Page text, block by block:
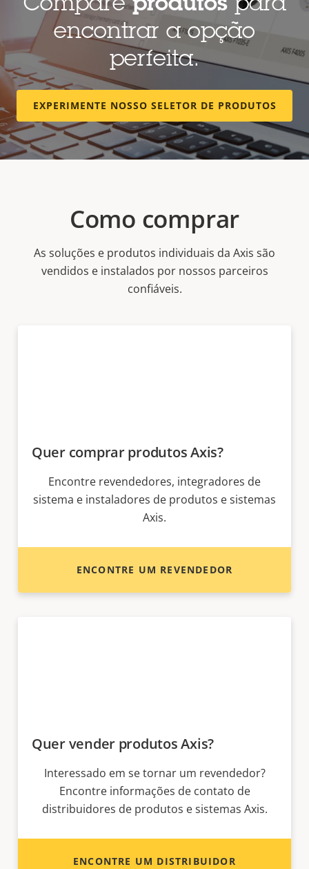
Compareprodutospara
encontrar a opção
perfeita.
EXPERIMENTE NOSSO SELETOR DE PRODUTOS
Como comprar
As soluções e produtos individuais da Axis são
vendidos e instalados por nossos parceiros
confiáveis.
Quer comprar produtos Axis?
Encontre revendedores, integradores de
sistema e instaladores de produtos e sistemas
Axis.
ENCONTRE UM REVENDEDOR
Quer vender produtos Axis?
Interessado em se tornar um revendedor?
Encontre informações de contato de
distribuidores de produtos e sistemas Axis.
ENCONTRE UM DISTRIBUIDOR